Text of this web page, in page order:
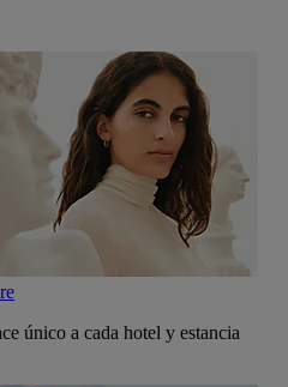
único a cada hotel y estancia